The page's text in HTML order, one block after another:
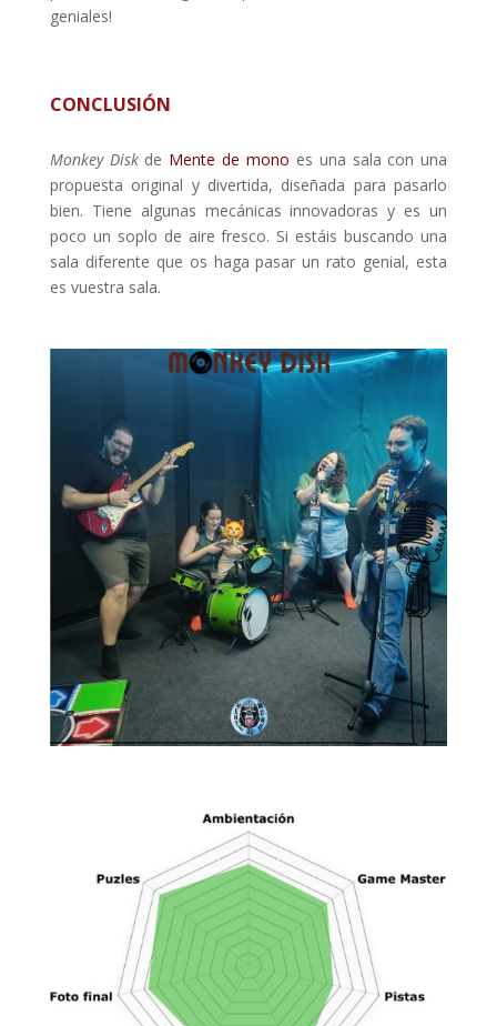
geniales!
CONCLUSIÓN
Monkey Diskde Mente de mono es una sala con una
propuesta original y divertida, diseñada para pasarlo
bien. Tiene algunas mecánicas innovadoras y es un
poco un soplo de aire fresco. Si estáis buscando una
sala diferente que os haga pasar un rato genial, esta
es vuestra sala.